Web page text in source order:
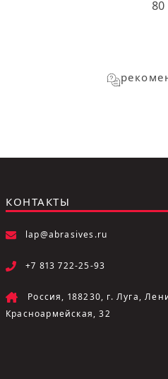
80
КОНТАКТЫ
lap@abrasives.ru
+7 813 722-25-93
Россия, 188230, г. Луга,
Красноармейская, 32